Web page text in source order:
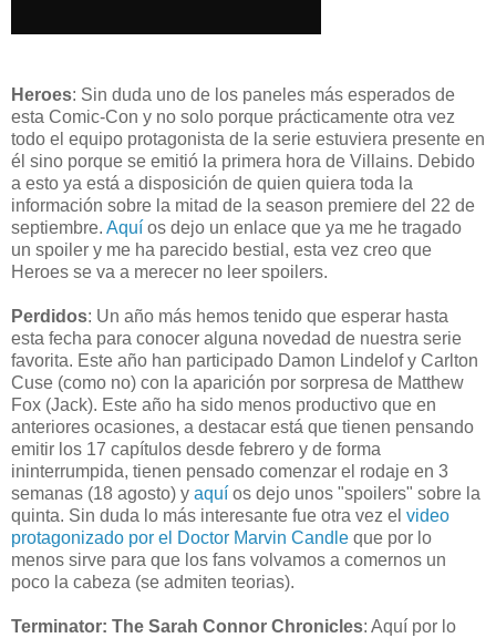
Heroes: Sin duda uno de los paneles más esperados de
esta Comic-Con y no solo porque prácticamente otra vez
todo el equipo protagonista de la serie estuviera presente en
él sino porque se emitió la primera hora de Villains. Debido
a esto ya está a disposición de quien quiera toda la
información sobre la mitad de la season premiere del 22 de
septiembre. Aquí os dejo un enlace que ya me he tragado
un spoiler y me ha parecido bestial, esta vez creo que
Heroes se va a merecer no leer spoilers.
Perdidos: Un año más hemos tenido que esperar hasta
esta fecha para conocer alguna novedad de nuestra serie
favorita. Este año han participado Damon Lindelof y Carlton
Cuse (como no) con la aparición por sorpresa de Matthew
Fox (Jack). Este año ha sido menos productivo que en
anteriores ocasiones, a destacar está que tienen pensando
emitir los 17 capítulos desde febrero y de forma
ininterrumpida, tienen pensado comenzar el rodaje en 3
semanas (18 agosto) y aquí os dejo unos "spoilers" sobre la
quinta. Sin duda lo más interesante fue otra vez el video
protagonizado por el Doctor Marvin Candle que por lo
menos sirve para que los fans volvamos a comernos un
poco la cabeza (se admiten teorias).
Terminator: The Sarah Connor Chronicles: Aquí por lo